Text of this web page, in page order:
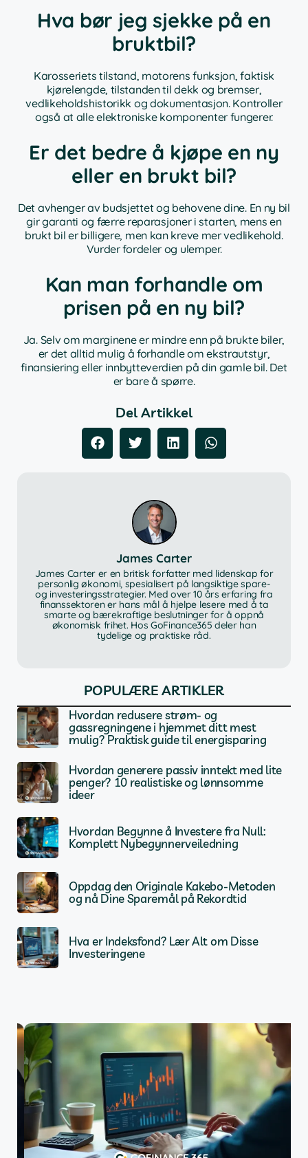
Hva bør jeg sjekke på en
bruktbil?
Karosseriets tilstand, motorens funksjon, faktisk
kjørelengde, tilstanden til dekk og bremser,
vedlikeholdshistorikk og dokumentasjon. Kontroller
også at alle elektroniske komponenter fungerer.
Er det bedre å kjøpe en ny
eller en brukt bil?
Det avhenger av budsjettet og behovene dine. En ny bil
gir garanti og færre reparasjoner i starten, mens en
brukt bil er billigere, men kan kreve mer vedlikehold.
Vurder fordeler og ulemper.
Kan man forhandle om
prisen på en ny bil?
Ja. Selv om marginene er mindre enn på brukte biler,
er det alltid mulig å forhandle om ekstrautstyr,
finansiering eller innbytteverdien på din gamle bil. Det
er bare å spørre.
Del Artikkel
James Carter
James Carter er en britisk forfatter med lidenskap for
personlig økonomi, spesialisert på langsiktige spare-
og investeringsstrategier. Med over 10 års erfaring fra
finanssektoren er hans mål å hjelpe lesere med å ta
smarte og bærekraftige beslutninger for å oppnå
økonomisk frihet. Hos GoFinance365 deler han
tydelige og praktiske råd.
POPULÆRE ARTIKLER
Hvordan redusere strøm- og
gassregningene i hjemmet ditt mest
mulig? Praktisk guide til energisparing
Hvordan generere passiv inntekt med lite
penger? 10 realistiske og lønnsomme
ideer
Hvordan Begynne å Investere fra Null:
Komplett Nybegynnerveiledning
Oppdag den Originale Kakebo-Metoden
og nå Dine Sparemål på Rekordtid
Hva er Indeksfond? Lær Alt om Disse
Investeringene